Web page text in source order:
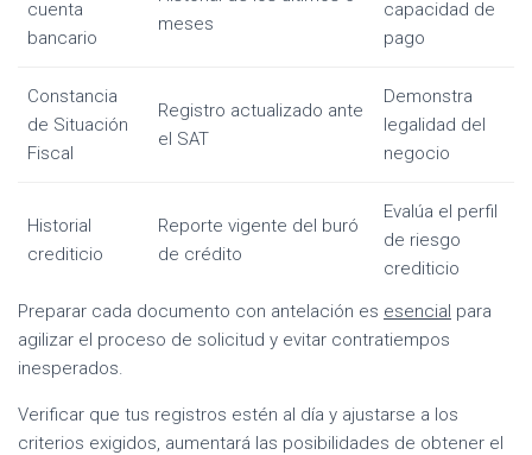
cuenta
bancario
meses
capacidad de
pago
Constancia
de Situación
Fiscal
Registro actualizado ante
el SAT
Demonstra
legalidad del
negocio
Historial
crediticio
Reporte vigente del buró
de crédito
Evalúa el perfil
de riesgo
crediticio
Preparar cada documento con antelación es esencial para
agilizar el proceso de solicitud y evitar contratiempos
inesperados.
Verificar que tus registros estén al día y ajustarse a los
criterios exigidos, aumentará las posibilidades de obtener el